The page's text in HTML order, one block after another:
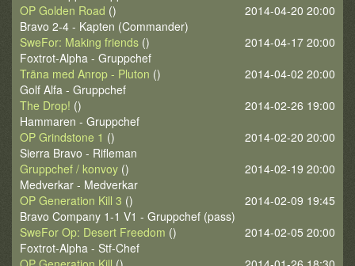
2014-04-20 20:00
OP Golden Road ()
Bravo 2-4 - Kapten (Commander)
2014-04-17 20:00
SweFor: Making friends ()
Foxtrot-Alpha - Gruppchef
2014-04-02 20:00
Träna med Anrop - Pluton ()
Golf Alfa - Gruppchef
2014-02-26 19:00
The Drop! ()
Hammaren - Gruppchef
2014-02-20 20:00
OP Grindstone 1 ()
Sierra Bravo - Rifleman
2014-02-19 20:00
Gruppchef / konvoy ()
Medverkar - Medverkar
2014-02-09 19:45
OP Generation Kill 3 ()
Bravo Company 1-1 V1 - Gruppchef (pass)
2014-02-05 20:00
SweFor Op: Desert Freedom ()
Foxtrot-Alpha - Stf-Chef